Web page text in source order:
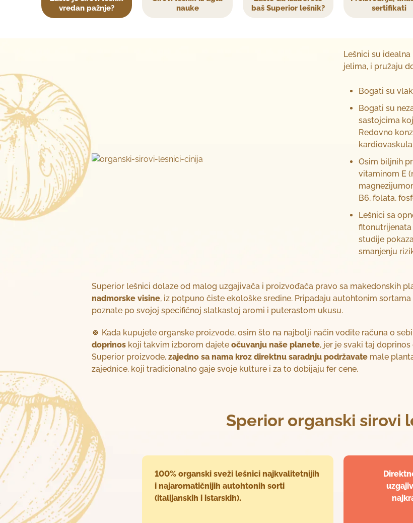
vredan pažnje?
nauke
baš Superior lešnik?
sertifikati
Lešnici su
jelima, i pružaju
Bogati su
Bogati su
sastojcima
Redovno
Osim biljnih
vitaminom E
B6, folata,
Lešnici sa
fitonutrijenata
studije
smanjenju
Superior lešnici dolaze od malog uzgajivača i proizvođača pravo sa makedonskih
nadmorske visine, iz potpuno čiste ekološke sredine. Pripadaju autohtonim
poznate po svojoj specifičnoj slatkastoj aromi i puterastom ukusu.
🍀 Kada kupujete organske proizvode, osim što na najbolji način vodite računa o
doprinos koji takvim izborom dajete očuvanju naše planete, jer je svaki taj
Superior proizvode, zajedno sa nama kroz direktnu saradnju podržavate male
zajednice, koji tradicionalno gaje svoje kulture i za to dobijaju fer cene.
Sperior organski sirovi
100% organski sveži lešnici najkvalitetnijih
i najaromatičnijih autohtonih sorti
(italijanskih i istarskih).